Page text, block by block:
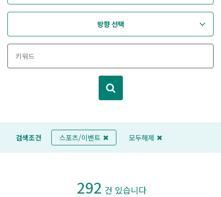
방향 선택
검색조건 스포츠/이벤트 모두해제
292 건 있습니다